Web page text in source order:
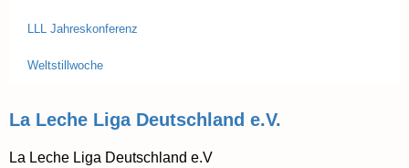
LLL Jahreskonferenz
Weltstillwoche
La Leche Liga Deutschland e.V.
La Leche Liga Deutschland e.V